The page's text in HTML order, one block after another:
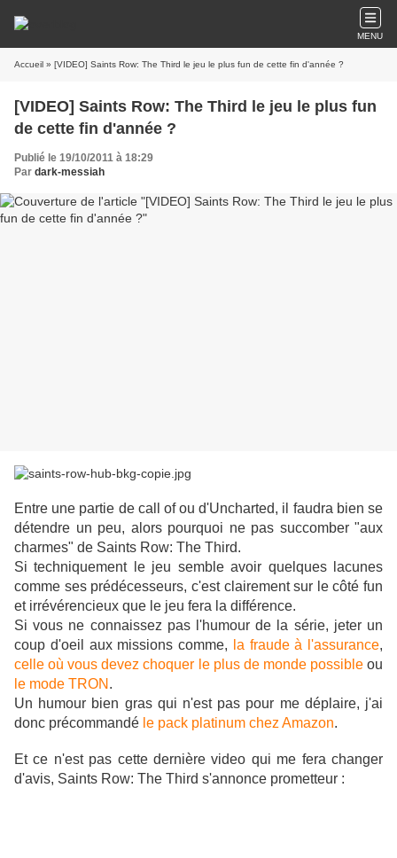
MENU
Accueil » [VIDEO] Saints Row: The Third le jeu le plus fun de cette fin d'année ?
[VIDEO] Saints Row: The Third le jeu le plus fun
de cette fin d'année ?
Publié le 19/10/2011 à 18:29
Par dark-messiah
Entre une partie de call of ou d'Uncharted, il faudra bien se
détendre un peu, alors pourquoi ne pas succomber "aux
charmes" de Saints Row: The Third.
Si techniquement le jeu semble avoir quelques lacunes
comme ses prédécesseurs, c'est clairement sur le côté fun
et irrévérencieux que le jeu fera la différence.
Si vous ne connaissez pas l'humour de la série, jeter un
coup d'oeil aux missions comme,
la fraude à l'assurance,
celle où vous devez choquer le plus de monde possibleou
le mode TRON .
Un humour bien gras qui n'est pas pour me déplaire, j'ai
donc précommandé le pack platinum chez Amazon.
Et ce n'est pas cette dernière video qui me fera changer
d'avis, Saints Row: The Third s'annonce prometteur :